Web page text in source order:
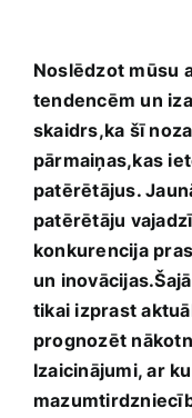
Noslēdzot mūsu
tendencēm un
skaidrs,ka šī
pārmaiņas,kas
patērētājus.
patērētāju
konkurencija
un
tikai ‍izprast
prognozēt
Izaicinājumi, ar